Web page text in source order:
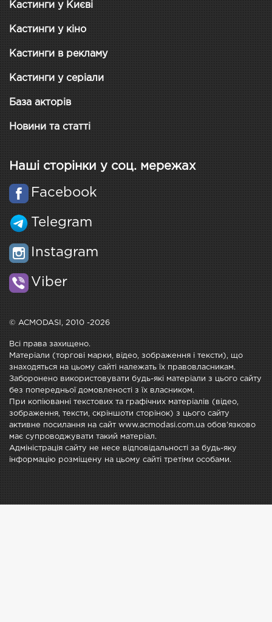
Кастинги у Києві
Кастинги у кіно
Кастинги в рекламу
Кастинги у серіали
База акторів
Новини та статті
Наші сторінки у соц. мережах
Facebook
Telegram
Instagram
Viber
© ACMODASI, 2010 -2026
Всі права захищено.
Матеріали (торгові марки, відео, зображення і тексти), що
знаходяться на цьому сайті належать їх правовласникам.
Заборонено використовувати будь-які матеріали з цього сайту
без попередньої домовленості з їх власником.
При копіюванні текстових та графічних матеріалів (відео,
зображення, тексти, скріншоти сторінок) з цього сайту
активне посилання на сайт www.acmodasi.com.ua обов'язково
має супроводжувати такий матеріал.
Адміністрація сайту не несе відповідальності за будь-яку
інформацію розміщену на цьому сайті третіми особами.